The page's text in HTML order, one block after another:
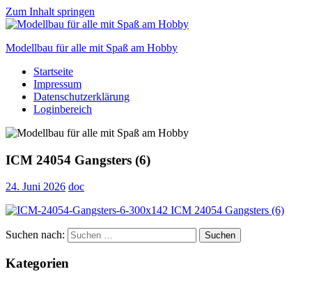
Zum Inhalt springen
Modellbau für alle mit Spaß am Hobby
Scale
modelling
to
Startseite
Impressum
Datenschutzerklärung
Loginbereich
ICM 24054 Gangsters (6)
24. Juni 2026 doc
Suchen nach: Suchen
Kategorien